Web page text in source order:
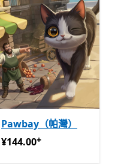
Pawbay（帕灣）
¥144.00提供应用内购买
¥144.00+